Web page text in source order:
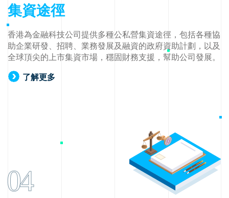
集資途徑
香港為金融科技公司提供多種公私營集資途徑，包括各種協
助企業研發、招聘、業務發展及融資的政府資助計劃，以及
全球頂尖的上市集資市場，穩固財務支援，幫助公司發展。
了解更多
04